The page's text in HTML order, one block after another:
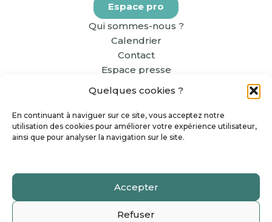
Quelques cookies ?
En continuant à naviguer sur ce site, vous acceptez notre
utilisation des cookies pour améliorer votre expérience utilisateur,
ainsi que pour analyser la navigation sur le site.
Accepter
Refuser
Espace pro
Qui sommes-nous ?
Calendrier
Contact
Espace presse